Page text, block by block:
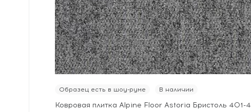
Образец есть в шоу-руме В наличии
Ковровая плитка Alpine Floor Astoria Бристоль 401-4